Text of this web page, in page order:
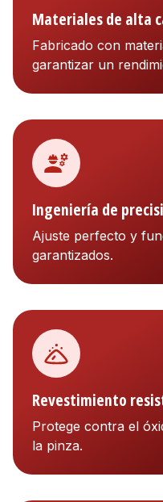
Materiales de alta
Fabricado con
garantizar un
Ingeniería de
Ajuste perfecto y
garantizados.
Revestimiento
Protege contra el
la pinza.